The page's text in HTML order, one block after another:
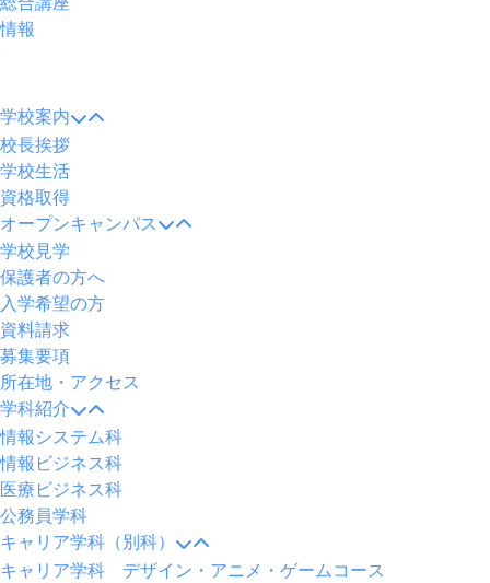
情報
ニ
ュ
ー
学校案内
校長挨拶
学校生活
資格取得
オープンキャンパス
学校見学
保護者の方へ
入学希望の方
資料請求
募集要項
所在地・アクセス
学科紹介
情報システム科
情報ビジネス科
医療ビジネス科
公務員学科
キャリア学科（別科）
キャリア学科 デザイン・アニメ・ゲームコース